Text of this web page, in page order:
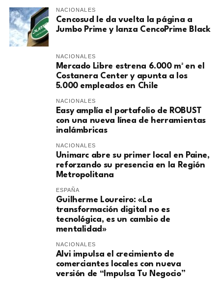
NACIONALES
Cencosud le da vuelta la página a
Jumbo Prime y lanza CencoPrime Black
NACIONALES
Mercado Libre estrena 6.000 m² en el
Costanera Center y apunta a los
5.000 empleados en Chile
NACIONALES
Easy amplía el portafolio de ROBUST
con una nueva línea de herramientas
inalámbricas
NACIONALES
Unimarc abre su primer local en Paine,
reforzando su presencia en la Región
Metropolitana
ESPAÑA
Guilherme Loureiro: «La
transformación digital no es
tecnológica, es un cambio de
mentalidad»
NACIONALES
Alvi impulsa el crecimiento de
comerciantes locales con nueva
versión de “Impulsa Tu Negocio”